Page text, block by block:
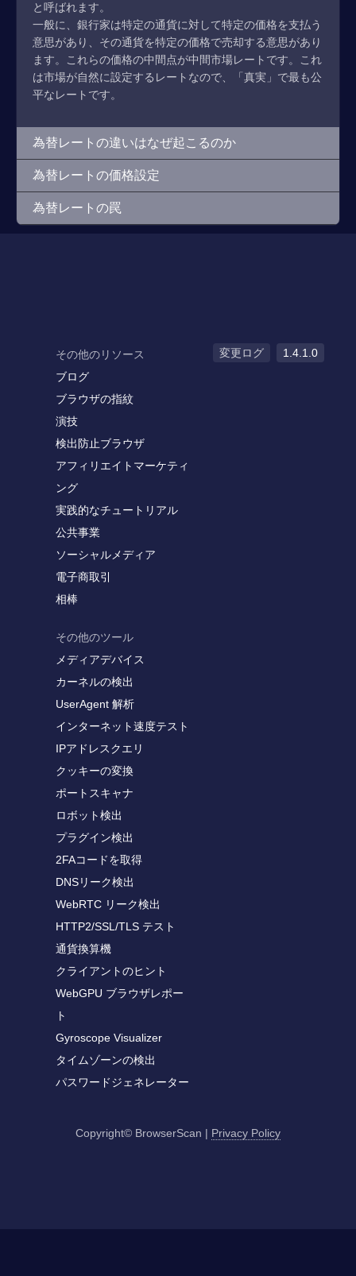
と呼ばれます。
一般に、銀行家は特定の通貨に対して特定の価格を支払う
意思があり、その通貨を特定の価格で売却する意思があり
ます。これらの価格の中間点が中間市場レートです。これ
は市場が自然に設定するレートなので、「真実」で最も公
平なレートです。
為替レートの違いはなぜ起こるのか
為替レートの価格設定
為替レートの罠
その他のリソース
ブログ
ブラウザの指紋
演技
検出防止ブラウザ
アフィリエイトマーケティ
ング
実践的なチュートリアル
公共事業
ソーシャルメディア
電子商取引
相棒
その他のツール
メディアデバイス
カーネルの検出
UserAgent 解析
インターネット速度テスト
IPアドレスクエリ
クッキーの変換
ポートスキャナ
ロボット検出
プラグイン検出
2FAコードを取得
DNSリーク検出
WebRTC リーク検出
HTTP2/SSL/TLS テスト
通貨換算機
クライアントのヒント
WebGPU ブラウザレポー
ト
Gyroscope Visualizer
タイムゾーンの検出
パスワードジェネレーター
変更ログ 1.4.1.0
Copyright© BrowserScan | Privacy Policy